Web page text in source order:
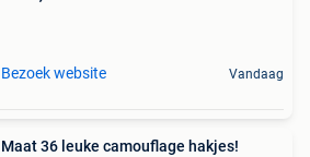
Bezoek website Vandaag
Maat 36 leuke camouflage hakjes!